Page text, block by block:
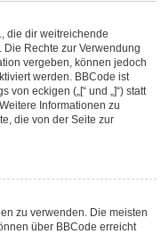
die dir weitreichende
Die Rechte zur Verwendung
vergeben, können jedoch
werden. BBCode ist
eckigen („[“ und „]“) statt
Informationen zu
die von der Seite zur
zu verwenden. Die meisten
über BBCode erreicht